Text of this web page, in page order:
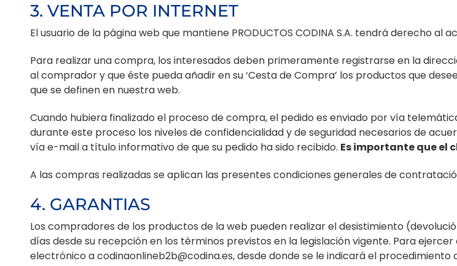
3. VENTA POR INTERNET
El usuario de la página web que mantiene PRODUCTOS CODINA S.A. tendrá derecho
Para realizar una compra, los interesados deben primeramente registrarse en la
al comprador y que éste pueda añadir en su ‘Cesta de Compra’ los productos que
que se definen en nuestra web.
Cuando hubiera finalizado el proceso de compra, el pedido es enviado por vía
durante este proceso los niveles de confidencialidad y de seguridad necesarios de
vía e-mail a título informativo de que su pedido ha sido recibido. Es importante que el
A las compras realizadas se aplican las presentes condiciones generales de
4. GARANTIAS
Los compradores de los productos de la web pueden realizar el desistimiento
días desde su recepción en los términos previstos en la legislación vigente. Para
electrónico a codinaonlineb2b@codina.es, desde donde se le indicará el procedimiento